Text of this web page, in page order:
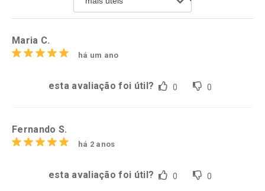
Comprar sem Desconto
Por R$ 19,99/cada
Comprar sem Desconto
Por R$ 33,22/cada
Maria C.
há um ano
esta avaliação foi útil? 0 0
Fernando S.
há 2 anos
esta avaliação foi útil? 0 0